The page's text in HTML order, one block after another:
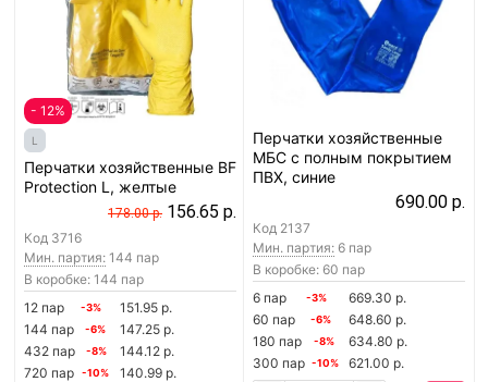
- 12%
L
Перчатки хозяйственные BF
Protection L, желтые
178.00 р. 156.65 р.
Код 3716
Мин. партия: 144 пар
В коробке: 144 пар
12 пар
-3%
151.95 р.
144 пар
-6%
147.25 р.
432 пар
-8%
144.12 р.
720 пар
-10% 140.99 р.
Перчатки хозяйственные
МБС с полным покрытием
ПВХ, синие
690.00 р.
Код 2137
Мин. партия: 6 пар
В коробке: 60 пар
6 пар
-3%
669.30 р.
60 пар
-6%
648.60 р.
180 пар
-8%
634.80 р.
300 пар -10% 621.00 р.